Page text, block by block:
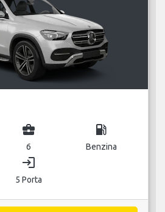
business_center
6
local_gas_station
Benzina
login
5 Porta